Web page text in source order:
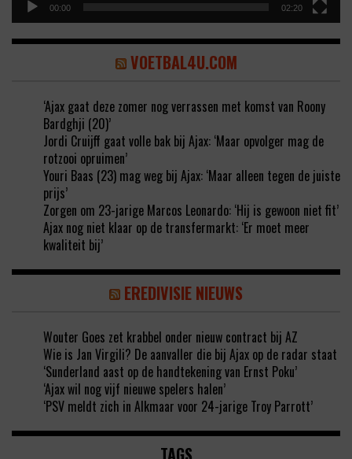
00:00 02:20
VOETBAL4U.COM
‘Ajax gaat deze zomer nog verrassen met komst van Roony
Bardghji (20)’
Jordi Cruijff gaat volle bak bij Ajax: ‘Maar opvolger mag de
rotzooi opruimen’
Youri Baas (23) mag weg bij Ajax: ‘Maar alleen tegen de juiste
prijs’
Zorgen om 23-jarige Marcos Leonardo: ‘Hij is gewoon niet fit’
Ajax nog niet klaar op de transfermarkt: ‘Er moet meer
kwaliteit bij’
EREDIVISIE NIEUWS
Wouter Goes zet krabbel onder nieuw contract bij AZ
Wie is Jan Virgili? De aanvaller die bij Ajax op de radar staat
‘Sunderland aast op de handtekening van Ernst Poku’
‘Ajax wil nog vijf nieuwe spelers halen’
‘PSV meldt zich in Alkmaar voor 24-jarige Troy Parrott’